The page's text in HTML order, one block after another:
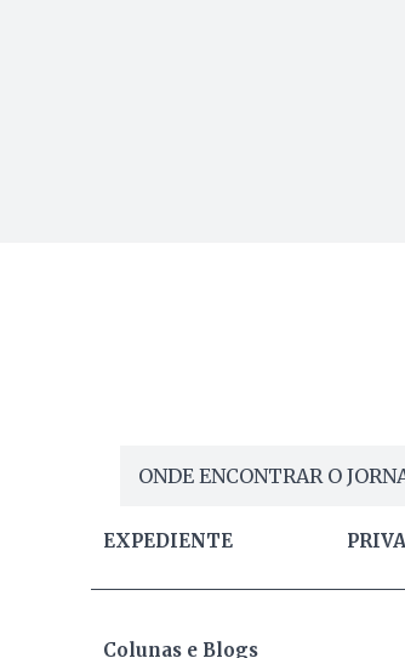
ONDE ENCONTRAR O
EXPEDIENTE
Colunas e Blogs